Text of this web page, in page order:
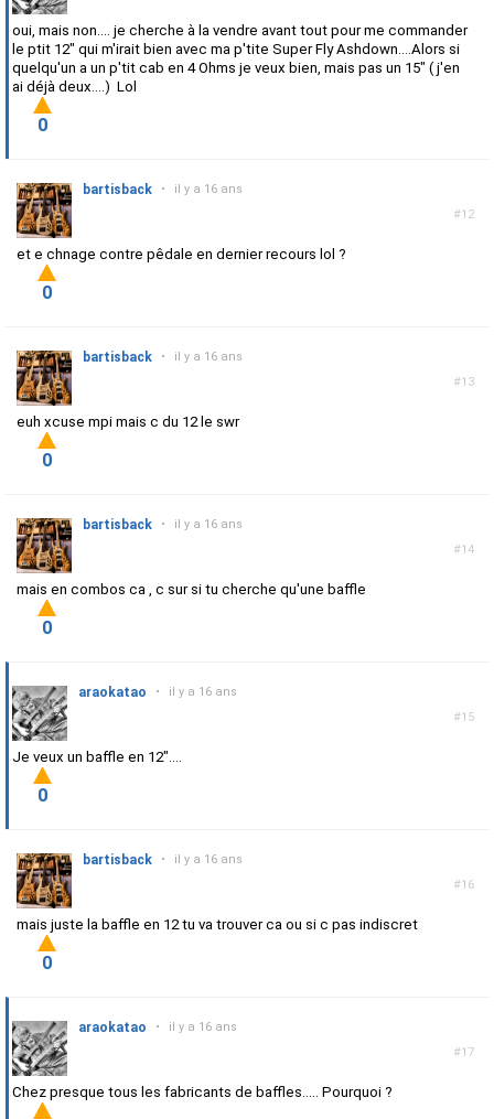
oui, mais non.... je cherche à la vendre avant tout pour me commander
le ptit 12" qui m'irait bien avec ma p'tite Super Fly Ashdown....Alors si
quelqu'un a un p'tit cab en 4 Ohms je veux bien, mais pas un 15" ( j'en
ai déjà deux....) Lol
0
#12
bartisback • il y a 16 ans
et e chnage contre pêdale en dernier recours lol ?
0
#13
bartisback • il y a 16 ans
euh xcuse mpi mais c du 12 le swr
0
#14
bartisback • il y a 16 ans
mais en combos ca , c sur si tu cherche qu'une baffle
0
#15
araokatao • il y a 16 ans
Je veux un baffle en 12"....
0
#16
bartisback • il y a 16 ans
mais juste la baffle en 12 tu va trouver ca ou si c pas indiscret
0
#17
araokatao • il y a 16 ans
Chez presque tous les fabricants de baffles..... Pourquoi ?